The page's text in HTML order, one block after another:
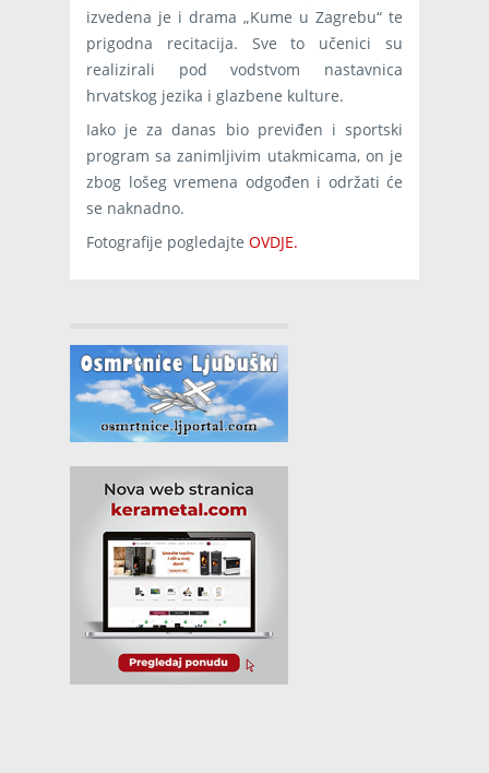
izvedena je i drama „Kume u Zagrebu“ te
prigodna recitacija. Sve to učenici su
realizirali pod vodstvom nastavnica
hrvatskog jezika i glazbene kulture.
Iako je za danas bio previđen i sportski
program sa zanimljivim utakmicama, on je
zbog lošeg vremena odgođen i održati će
se naknadno.
Fotografije pogledajte OVDJE.